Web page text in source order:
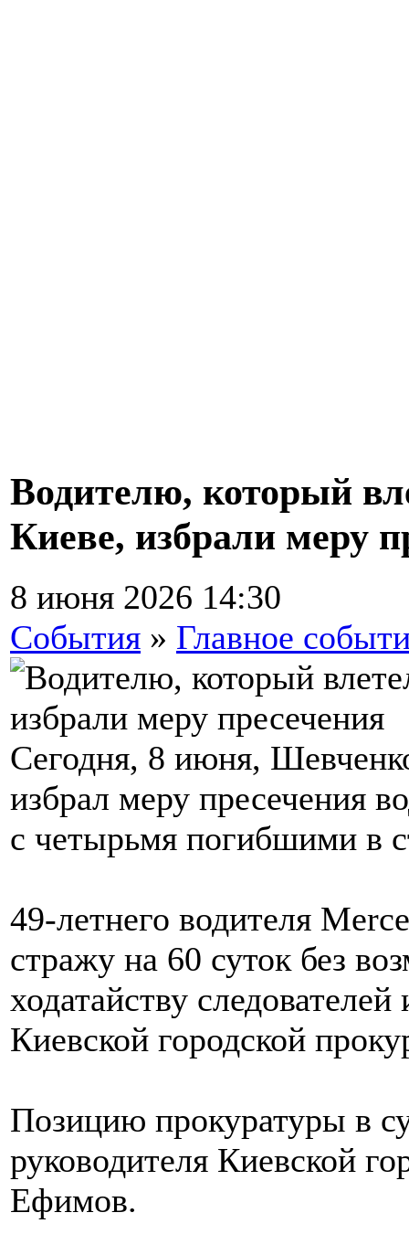
Водителю, который
Киеве, избрали меру
8 июня 2026 14:30
События » Главное
Сегодня, 8 июня,
избрал меру пресечения
с четырьмя погибшими в
49-летнего водителя
стражу на 60 суток без
ходатайству
Киевской городской
Позицию прокуратуры в
руководителя Киевской
Ефимов.